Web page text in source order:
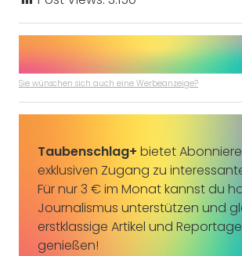
Sie wünschen sich auch eine Werbeanzeige?
Taubenschlag+ bietet
exklusiven Zugang zu
Für nur 3 € im Monat kannst du
Journalismus unterstützen und
erstklassige Artikel und
genießen!